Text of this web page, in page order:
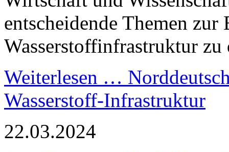
entscheidende Themen
Wasserstoffinfrastruktur zu
Weiterlesen …
Wasserstoff-Infrastruktur
22.03.2024